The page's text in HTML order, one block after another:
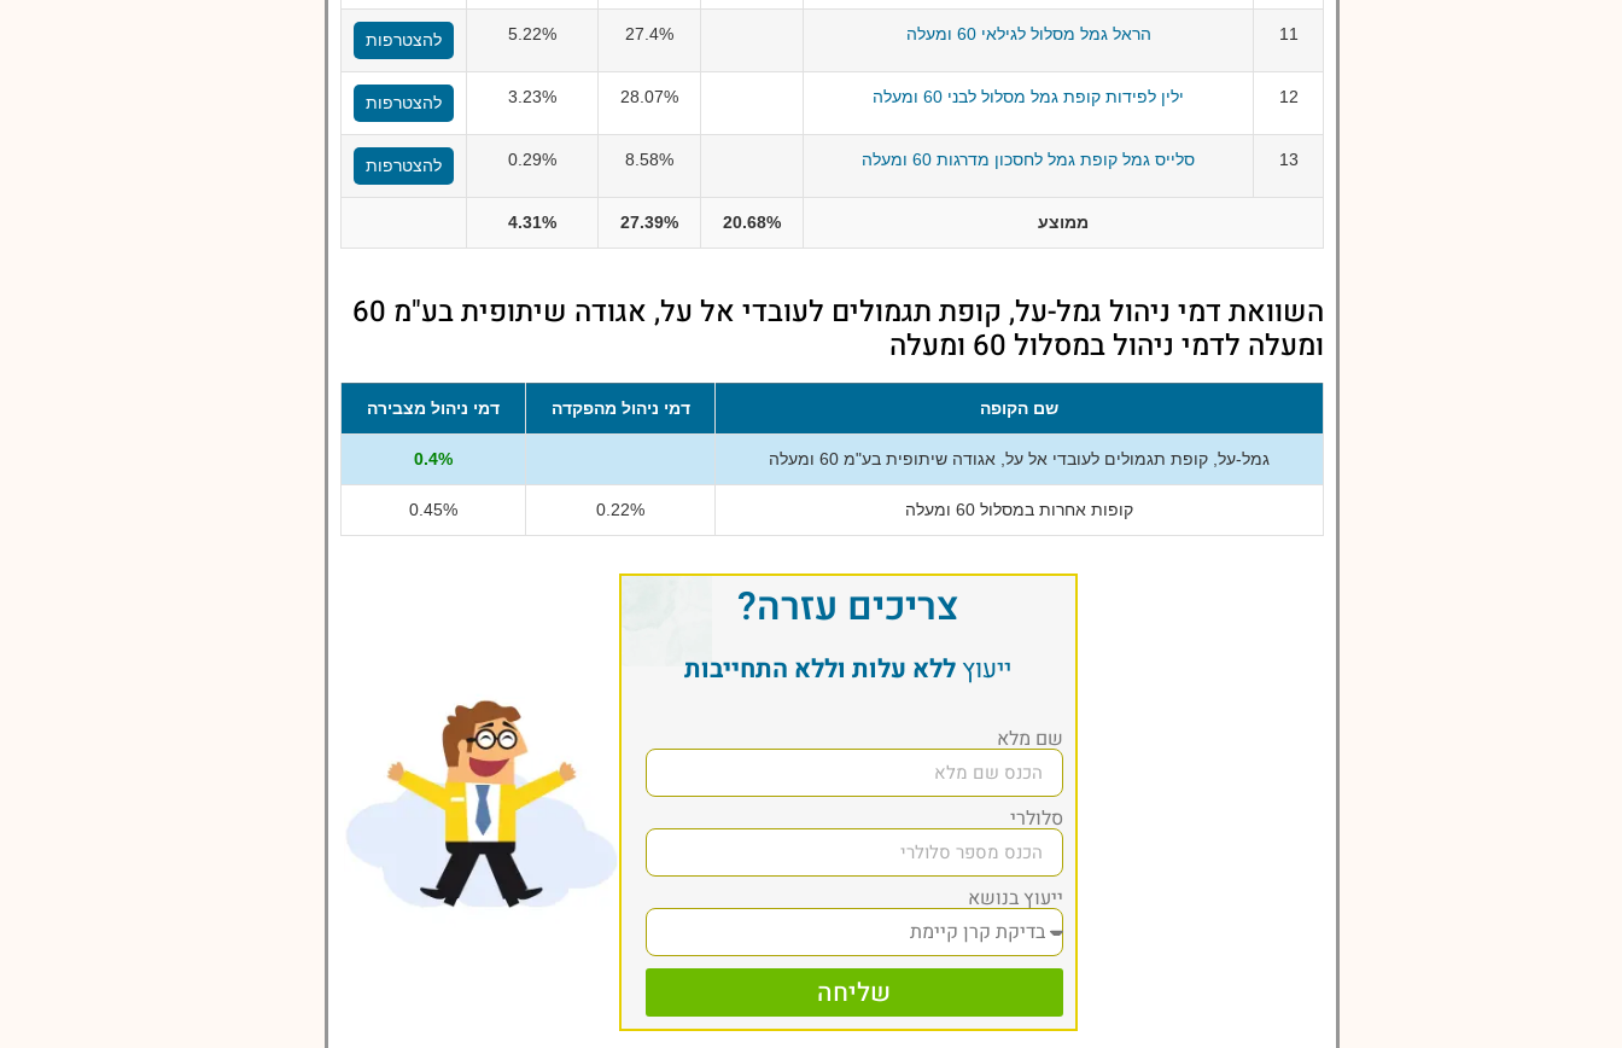
11 הראל גמל מסלול לגילאי 60 ומעלה 27.4%
5.22% להצטרפות
12 ילין לפידות קופת גמל מסלול לבני 60 ומעלה 28.07%
3.23% להצטרפות
13 סלייס גמל קופת גמל לחסכון מדרגות 60 ומעלה 8.58%
0.29% להצטרפות
ממוצע 20.68%
27.39%
4.31%
השוואת דמי ניהול גמל-על, קופת תגמולים לעובדי אל על, אגודה שיתופית בע"מ 60
ומעלה לדמי ניהול במסלול 60 ומעלה
שם הקופה דמי ניהול מהפקדה דמי ניהול מצבירה
גמל-על, קופת תגמולים לעובדי אל על, אגודה שיתופית בע"מ 60 ומעלה 0.4%
קופות אחרות במסלול 60 ומעלה 0.22%
0.45%
צריכים עזרה?
ייעוץללא עלות וללא התחייבות
שם מלא
סלולרי
ייעוץ בנושא
שליחה